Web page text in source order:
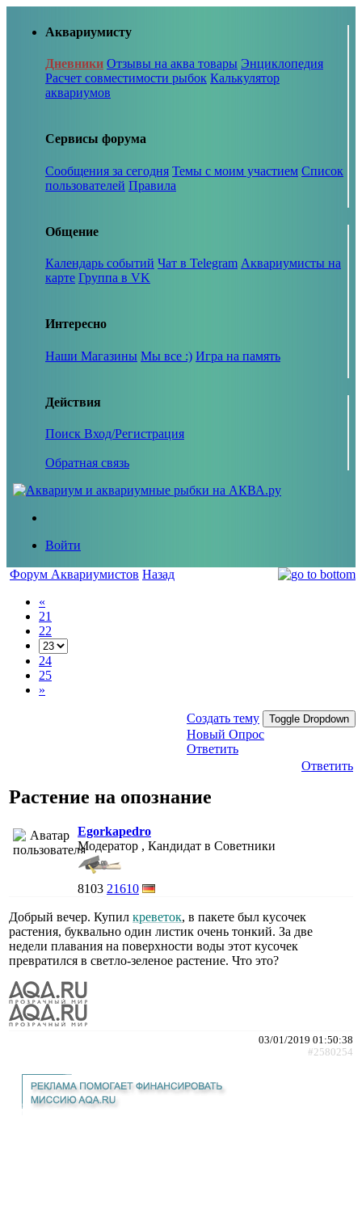
Аквариумисту
Дневники Отзывы на аква товары Энциклопедия
Расчет совместимости рыбок Калькулятор
аквариумов
Сервисы форума
Сообщения за сегодня Темы с моим участием Список
пользователей Правила
Общение
Календарь событий Чат в Telegram Аквариумисты на
карте Группа в VK
Интересно
Наши Магазины Мы все :) Игра на память
Действия
Поиск Вход/Регистрация
Обратная связь
Войти
Форум Аквариумистов Назад
«
21
22
24
25
»
Создать тему Toggle Dropdown
Новый Опрос
Ответить
Ответить
Растение на опознание
Egorkapedro
Модератор , Кандидат в Советники
8103 21610
Добрый вечер. Купил креветок, в пакете был кусочек
растения, буквально один листик очень тонкий. За две
недели плавания на поверхности воды этот кусочек
превратился в светло-зеленое растение. Что это?
03/01/2019 01:50:38
#2580254